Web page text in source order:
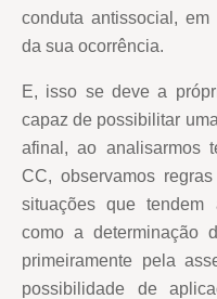
conduta antissocial,
da sua ocorrência.
E, isso se deve a
capaz de possibilitar
afinal, ao analisarmos
CC, observamos
situações que tendem
como a determinação
primeiramente pela
possibilidade de